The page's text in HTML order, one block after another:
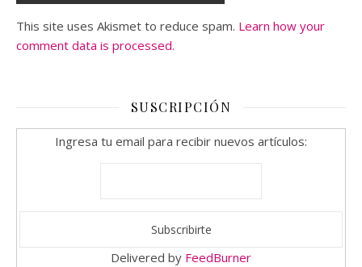
This site uses Akismet to reduce spam. Learn how your
comment data is processed.
SUSCRIPCIÓN
Ingresa tu email para recibir nuevos artículos:
Delivered by FeedBurner